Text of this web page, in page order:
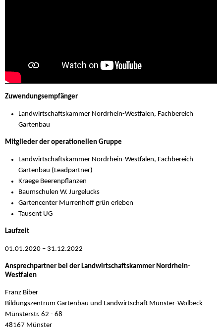
Zuwendungsempfänger
Landwirtschaftskammer Nordrhein-Westfalen, Fachbereich
Gartenbau
Mitglieder der operationellen Gruppe
Landwirtschaftskammer Nordrhein-Westfalen, Fachbereich
Gartenbau (Leadpartner)
Kraege Beerenpflanzen
Baumschulen W. Jurgelucks
Gartencenter Murrenhoff grün erleben
Tausent UG
Laufzeit
01.01.2020 – 31.12.2022
Ansprechpartner bei der Landwirtschaftskammer Nordrhein-
Westfalen
Franz Biber
Bildungszentrum Gartenbau und Landwirtschaft Münster-Wolbeck
Münsterstr. 62 - 68
48167 Münster